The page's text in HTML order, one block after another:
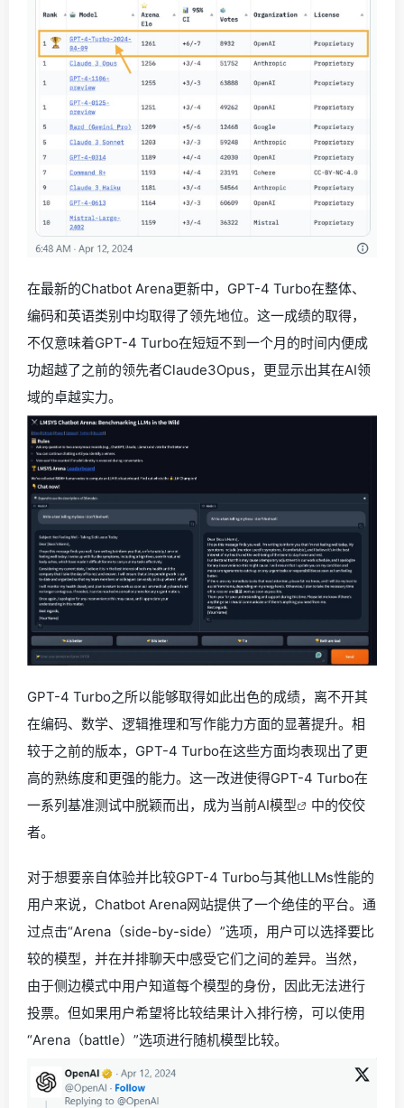
在最新的Chatbot Arena更新中，GPT-4 Turbo在整体、
编码和英语类别中均取得了领先地位。这一成绩的取得，
不仅意味着GPT-4 Turbo在短短不到一个月的时间内便成
功超越了之前的领先者Claude3Opus，更显示出其在AI领
域的卓越实力。
GPT-4 Turbo之所以能够取得如此出色的成绩，离不开其
在编码、数学、逻辑推理和写作能力方面的显著提升。相
较于之前的版本，GPT-4 Turbo在这些方面均表现出了更
高的熟练度和更强的能力。这一改进使得GPT-4 Turbo在
一系列基准测试中脱颖而出，成为当前AI模型
中的佼佼
者。
对于想要亲自体验并比较GPT-4 Turbo与其他LLMs性能的
用户来说，Chatbot Arena网站提供了一个绝佳的平台。通
过点击“Arena（side-by-side）”选项，用户可以选择要比
较的模型，并在并排聊天中感受它们之间的差异。当然，
由于侧边模式中用户知道每个模型的身份，因此无法进行
投票。但如果用户希望将比较结果计入排行榜，可以使用
“Arena（battle）”选项进行随机模型比较。